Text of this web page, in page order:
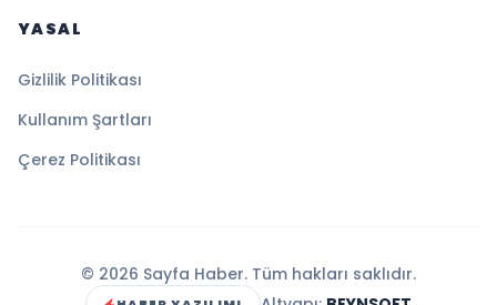
YASAL
Gizlilik Politikası
Kullanım Şartları
Çerez Politikası
© 2026 Sayfa Haber. Tüm hakları saklıdır.